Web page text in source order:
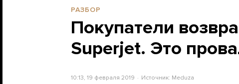
РАЗБОР
Покупатели
Superjet. Это
10:13, 19 февраля 2019 Источник: Meduza